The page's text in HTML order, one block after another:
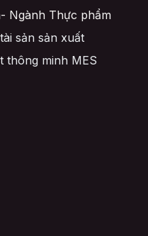
Ngành Thực phẩm
sản sản xuất
thông minh MES